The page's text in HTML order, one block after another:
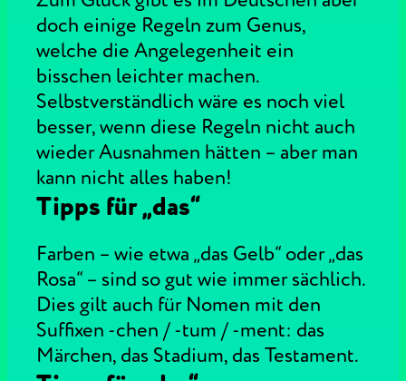
doch einige Regeln zum Genus,
welche die Angelegenheit ein
bisschen leichter machen.
Selbstverständlich wäre es noch viel
besser, wenn diese Regeln nicht auch
wieder Ausnahmen hätten – aber man
kann nicht alles haben!
Tipps für „das“
Farben – wie etwa „das Gelb“ oder „das
Rosa“ – sind so gut wie immer sächlich.
Dies gilt auch für Nomen mit den
Suffixen -chen / -tum / -ment: das
Märchen, das Stadium, das Testament.